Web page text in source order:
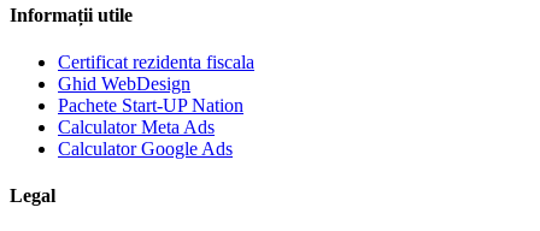
Informații utile
Certificat rezidenta fiscala
Ghid WebDesign
Pachete Start-UP Nation
Calculator Meta Ads
Calculator Google Ads
Legal